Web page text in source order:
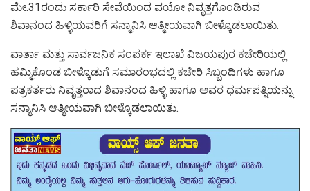
ಮೇ.31ರಂದು ಸರ್ಕಾರಿ ಸೇವೆಯಿಂದ ವಯೋ ನಿವೃತ್ತಗೊಂಡಿರುವ
ಶಿವಾನಂದ ಹಿಳ್ಳಿಯವರಿಗೆ ಸನ್ಮಾನಿಸಿ ಆತ್ಮೀಯವಾಗಿ ಬೀಳ್ಕೊಡಲಾಯಿತು.
ವಾರ್ತಾ ಮತ್ತು ಸಾರ್ವಜನಿಕ ಸಂಪರ್ಕ ಇಲಾಖೆ ವಿಜಯಪುರ ಕಚೇರಿಯಲ್ಲಿ
ಹಮ್ಮಿಕೊಂಡ ಬೀಳ್ಕೊಡುಗೆ ಸಮಾರಂಭದಲ್ಲಿ ಕಚೇರಿ ಸಿಬ್ಬಂದಿಗಳು ಹಾಗೂ
ಪತ್ರಕರ್ತರು ನಿವೃತ್ತರಾದ ಶಿವಾನಂದ ಹಿಳ್ಳಿ ಹಾಗೂ ಅವರ ಧರ್ಮಪತ್ನಿಯನ್ನು
ಸನ್ಮಾನಿಸಿ ಆತ್ಮೀಯವಾಗಿ ಬೀಳ್ಕೊಡಲಾಯಿತು.